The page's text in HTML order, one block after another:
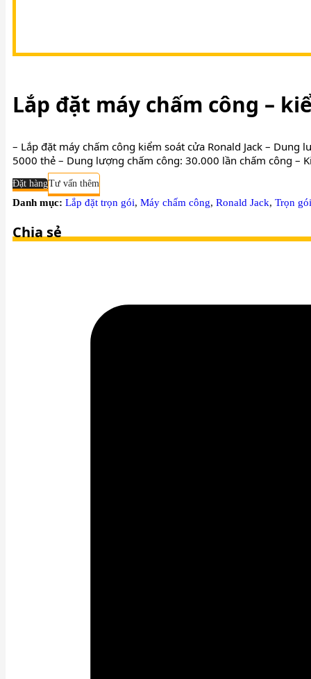
Lắp đặt máy chấm công –
– Lắp đặt máy chấm công kiểm soát cửa Ronald Jack –
5000 thẻ – Dung lượng chấm công: 30.000 lần chấm công –
Đặt hàngTư vấn thêm
Danh mục: Lắp đặt trọn gói, Máy chấm công, Ronald Jack, Trọn
Chia sẻ